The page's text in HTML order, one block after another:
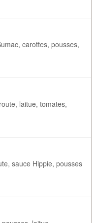
carottes, pousses,
laitue, tomates,
sauce Hippie, pousses